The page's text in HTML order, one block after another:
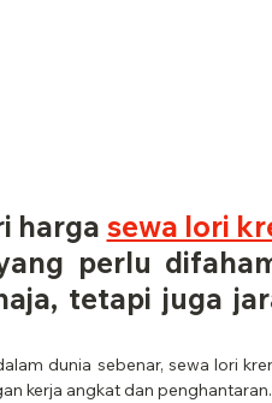
harga sewa lori
perlu
tetapi juga
dunia sebenar, sewa lori
kerja angkat dan penghantaran.